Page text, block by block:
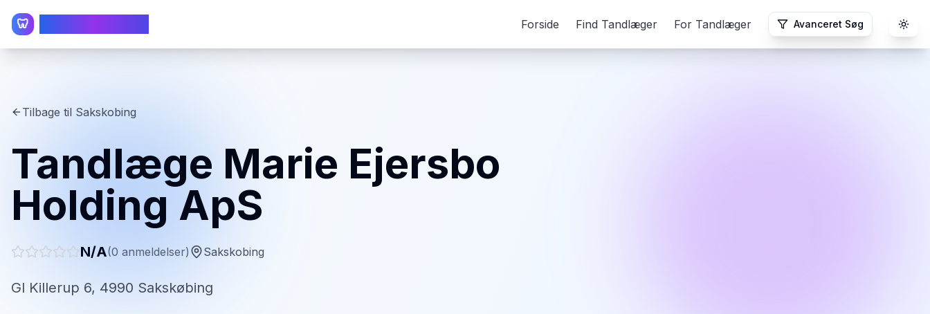
🦷 Forside Find Tandlæger For Tandlæger Avanceret Søg
Tilbage til Sakskobing
Tandlæge Marie Ejersbo
Holding ApS
N/A(0 anmeldelser) Sakskobing
Gl Killerup 6, 4990 Sakskøbing